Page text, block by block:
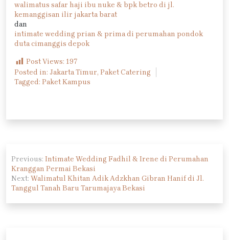
walimatus safar haji ibu nuke & bpk betro di jl.
kemanggisan ilir jakarta barat
dan
intimate wedding prian & prima di perumahan pondok
duta cimanggis depok
Post Views: 197
Posted in: Jakarta Timur, Paket Catering
Tagged: Paket Kampus
pos
Previous: Intimate Wedding Fadhil & Irene di Perumahan
Kranggan Permai Bekasi
Next: Walimatul Khitan Adik Adzkhan Gibran Hanif di Jl.
Tanggul Tanah Baru Tarumajaya Bekasi